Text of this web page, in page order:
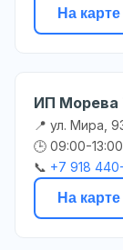
На карте
ИП Морева
📍 ул. Мира,
🕒 09:00-
📞 +7 918
На карте